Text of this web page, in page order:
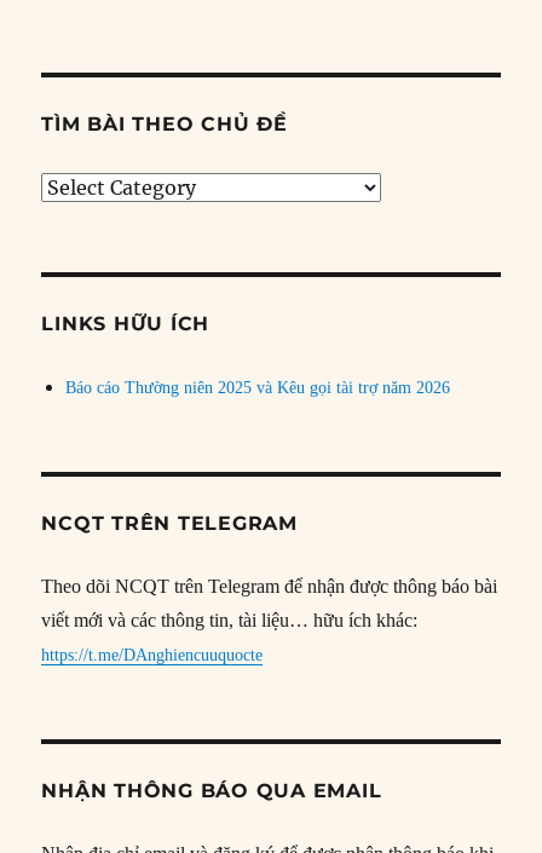
TÌM BÀI THEO CHỦ ĐỀ
Tìm
đề
LINKS HỮU ÍCH
Báo cáo Thường niên 2025 và Kêu gọi tài trợ năm 2026
NCQT TRÊN TELEGRAM
Theo dõi NCQT trên Telegram để nhận được thông báo bài
viết mới và các thông tin, tài liệu… hữu ích khác:
https://t.me/DAnghiencuuquocte
NHẬN THÔNG BÁO QUA EMAIL